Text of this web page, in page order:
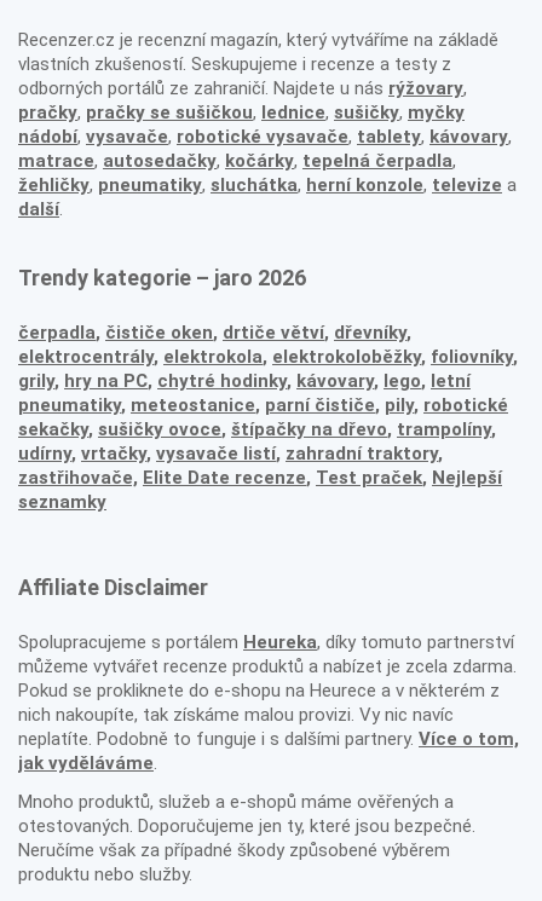
Recenzer.cz je recenzní magazín, který vytváříme na základě
vlastních zkušeností. Seskupujeme i recenze a testy z
odborných portálů ze zahraničí. Najdete u nás rýžovary,
pračky, pračky se sušičkou, lednice, sušičky, myčky
nádobí, vysavače, robotické vysavače, tablety, kávovary,
matrace, autosedačky, kočárky, tepelná čerpadla,
žehličky, pneumatiky, sluchátka, herní konzole, televize a
další.
Trendy kategorie – jaro 2026
čerpadla, čističe oken, drtiče větví, dřevníky,
elektrocentrály, elektrokola, elektrokoloběžky, foliovníky,
grily, hry na PC, chytré hodinky, kávovary, lego, letní
pneumatiky, meteostanice, parní čističe, pily, robotické
sekačky, sušičky ovoce, štípačky na dřevo, trampolíny,
udírny, vrtačky, vysavače listí, zahradní traktory,
zastřihovače, Elite Date recenze, Test praček, Nejlepší
seznamky
Affiliate Disclaimer
Spolupracujeme s portálem Heureka, díky tomuto partnerství
můžeme vytvářet recenze produktů a nabízet je zcela zdarma.
Pokud se prokliknete do e-shopu na Heurece a v některém z
nich nakoupíte, tak získáme malou provizi. Vy nic navíc
neplatíte. Podobně to funguje i s dalšími partnery. Více o tom,
jak vyděláváme.
Mnoho produktů, služeb a e-shopů máme ověřených a
otestovaných. Doporučujeme jen ty, které jsou bezpečné.
Neručíme však za případné škody způsobené výběrem
produktu nebo služby.